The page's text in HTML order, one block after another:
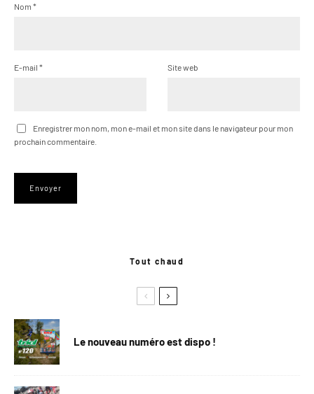
Nom *
E-mail * Site web
Enregistrer mon nom, mon e-mail et mon site dans le navigateur pour mon
prochain commentaire.
Tout chaud
Le nouveau numéro est dispo !